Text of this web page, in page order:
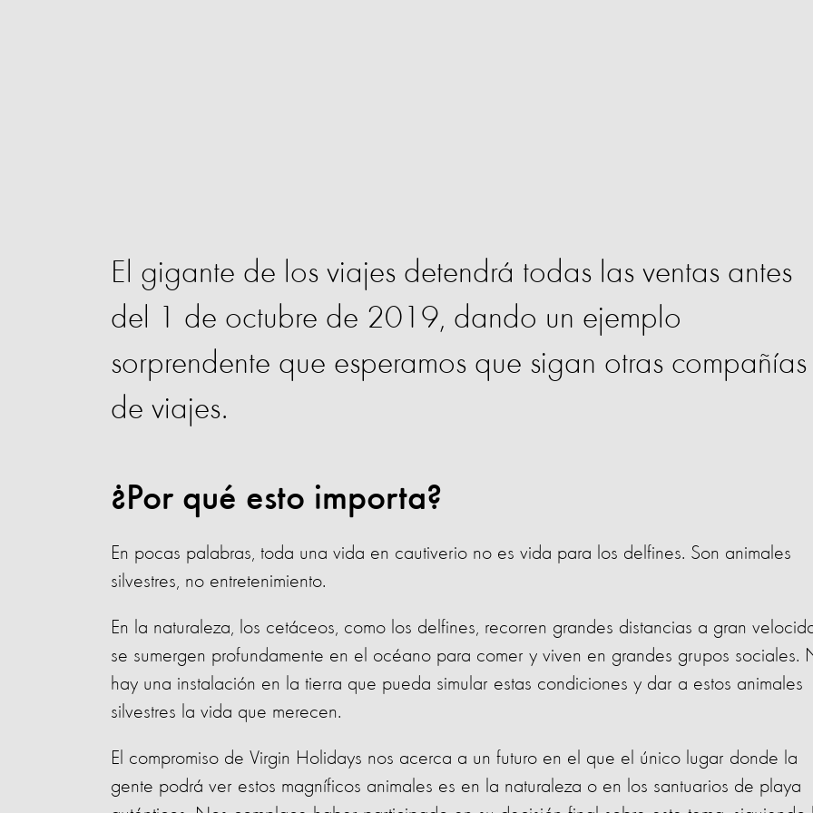
El gigante de los viajes detendrá todas las ventas antes
del 1 de octubre de 2019, dando un ejemplo
sorprendente que esperamos que sigan otras compañías
de viajes.
¿Por qué esto importa?
En pocas palabras, toda una vida en cautiverio no es vida para los delfines. Son animales
silvestres, no entretenimiento.
En la naturaleza, los cetáceos, como los delfines, recorren grandes distancias a gran
se sumergen profundamente en el océano para comer y viven en grandes grupos sociales.
hay una instalación en la tierra que pueda simular estas condiciones y dar a estos animales
silvestres la vida que merecen.
El compromiso de Virgin Holidays nos acerca a un futuro en el que el único lugar donde la
gente podrá ver estos magníficos animales es en la naturaleza o en los santuarios de playa